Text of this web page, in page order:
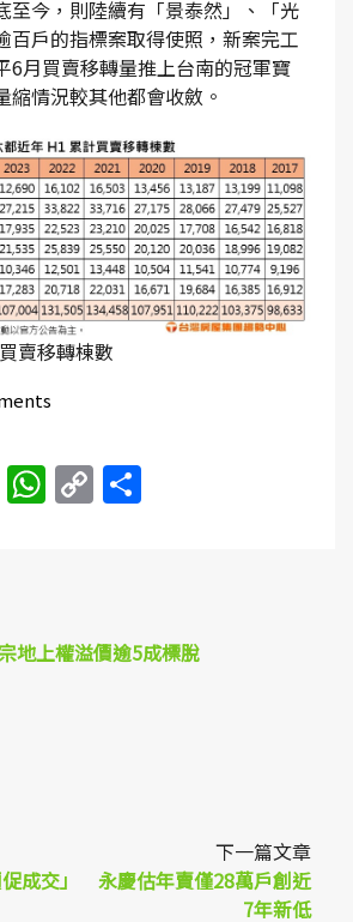
至今，則陸續有「景泰然」、「光
百戶的指標案取得使照，新案完工
6月買賣移轉量推上台南的冠軍寶
縮情況較其他都會收斂。
賣移轉棟數
WeChat
WhatsApp
Copy
Link
地上權溢價逾5成標脫
下一篇文章
成交」 永慶估年賣僅28萬戶創近
7年新低